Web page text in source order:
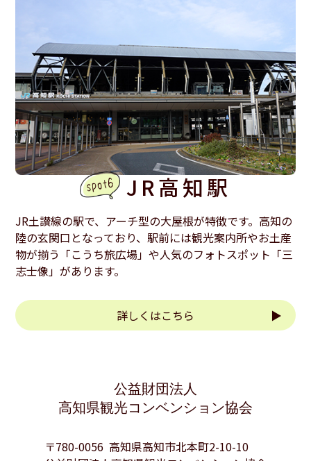
JR高知駅
JR土讃線の駅で、アーチ型の大屋根が特徴です。高知の
陸の玄関口となっており、駅前には観光案内所やお土産
物が揃う「こうち旅広場」や人気のフォトスポット「三
志士像」があります。
詳しくはこちら
公益財団法人
高知県観光コンベンション協会
〒780-0056 高知県高知市北本町2-10-10